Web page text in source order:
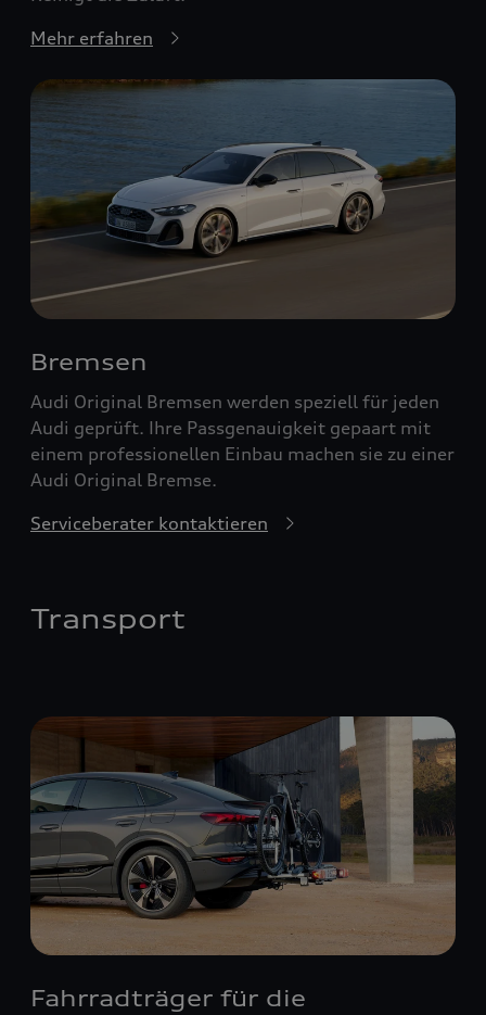
Mehr erfahren
Bremsen
Audi Original Bremsen werden speziell für jeden
Audi geprüft. Ihre Passgenauigkeit gepaart mit
einem professionellen Einbau machen sie zu einer
Audi Original Bremse.
Serviceberater kontaktieren
Transport
Fahrradträger für die